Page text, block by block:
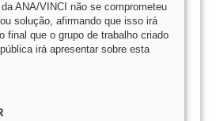
ANA/VINCI não se comprometeu
solução, afirmando que isso irá
final que o grupo de trabalho criado
irá apresentar sobre esta